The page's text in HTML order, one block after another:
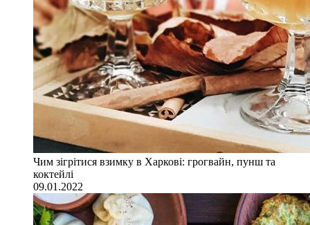
Чим зігрітися взимку в Харкові: грогвайн, пунш та
коктейлі
09.01.2022